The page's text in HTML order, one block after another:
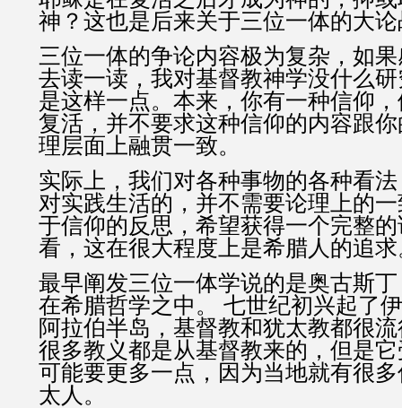
神？这也是后来关于三位一体的大
三位一体的争论内容极为复杂，如
去读一读，我对基督教神学没什么
是这样一点。本来，你有一种信仰
复活，并不要求这种信仰的内容跟
理层面上融贯一致。
实际上，我们对各种事物的各种看
对实践生活的，并不需要论理上的
于信仰的反思，希望获得一个完整
看，这在很大程度上是希腊人的追
最早阐发三位一体学说的是奥古斯
在希腊哲学之中。 七世纪初兴起了
阿拉伯半岛，基督教和犹太教都很
很多教义都是从基督教来的，但是
可能要更多一点，因为当地就有很
太人。